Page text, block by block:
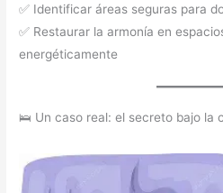
✅ Identificar áreas seguras para
✅ Restaurar la armonía en
energéticamente
🛌 Un caso real: el secreto bajo la